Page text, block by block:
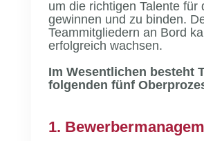
um die richtigen Talente für
gewinnen und zu binden.
Teammitgliedern an Bord
erfolgreich wachsen.
Im Wesentlichen besteht
folgenden fünf
1.